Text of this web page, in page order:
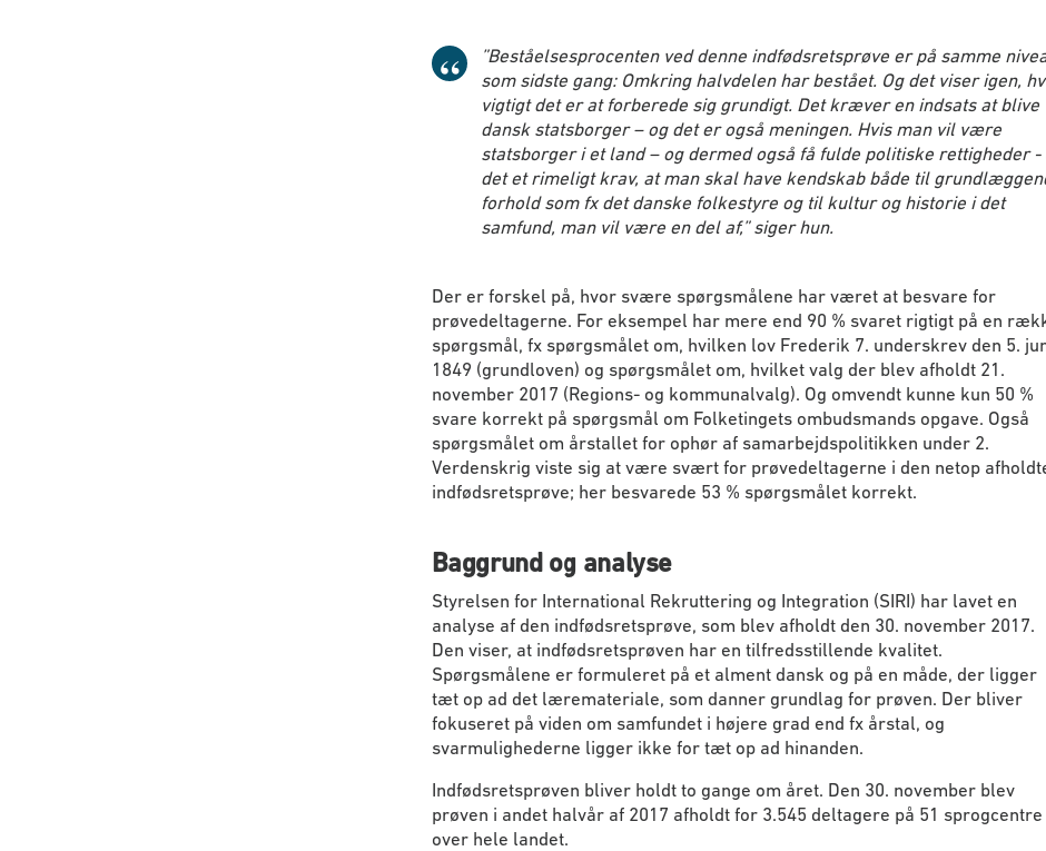
”Beståelsesprocenten ved denne indfødsretsprøve er på samme
som sidste gang: Omkring halvdelen har bestået. Og det viser igen,
vigtigt det er at forberede sig grundigt. Det kræver en indsats at blive
dansk statsborger – og det er også meningen. Hvis man vil være
statsborger i et land – og dermed også få fulde politiske rettigheder -
det et rimeligt krav, at man skal have kendskab både til
forhold som fx det danske folkestyre og til kultur og historie i det
samfund, man vil være en del af,” siger hun.
Der er forskel på, hvor svære spørgsmålene har været at besvare for
prøvedeltagerne. For eksempel har mere end 90 % svaret rigtigt på en
spørgsmål, fx spørgsmålet om, hvilken lov Frederik 7. underskrev den 5.
1849 (grundloven) og spørgsmålet om, hvilket valg der blev afholdt 21.
november 2017 (Regions- og kommunalvalg). Og omvendt kunne kun 50 %
svare korrekt på spørgsmål om Folketingets ombudsmands opgave. Også
spørgsmålet om årstallet for ophør af samarbejdspolitikken under 2.
Verdenskrig viste sig at være svært for prøvedeltagerne i den netop
indfødsretsprøve; her besvarede 53 % spørgsmålet korrekt.
Baggrund og analyse
Styrelsen for International Rekruttering og Integration (SIRI) har lavet en
analyse af den indfødsretsprøve, som blev afholdt den 30. november 2017.
Den viser, at indfødsretsprøven har en tilfredsstillende kvalitet.
Spørgsmålene er formuleret på et alment dansk og på en måde, der ligger
tæt op ad det læremateriale, som danner grundlag for prøven. Der bliver
fokuseret på viden om samfundet i højere grad end fx årstal, og
svarmulighederne ligger ikke for tæt op ad hinanden.
Indfødsretsprøven bliver holdt to gange om året. Den 30. november blev
prøven i andet halvår af 2017 afholdt for 3.545 deltagere på 51 sprogcentre
over hele landet.